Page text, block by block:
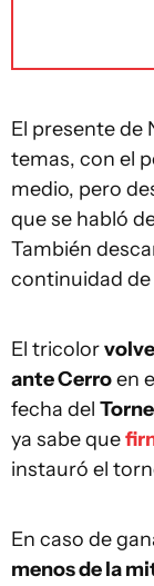
El presente de
temas, con el
medio, pero
que se habló
También
continuidad de
El tricolor
ante Cerroen
fecha del
ya sabe que
instauró el
En caso de
menos de la